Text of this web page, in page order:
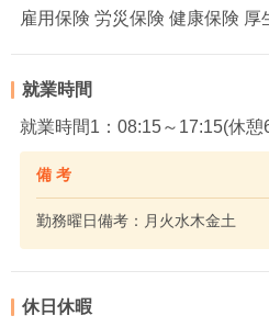
雇用保険 労災保険 健康保険 厚
就業時間
就業時間1：08:15～17:15(休憩
備 考
勤務曜日備考：月火水木金土
休日休暇